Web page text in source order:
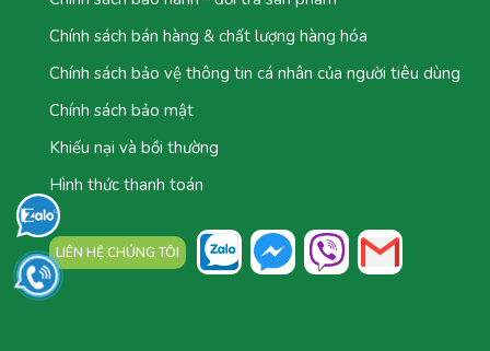
Chính sách bán hàng & chất lượng hàng hóa
Chính sách bảo vệ thông tin cá nhân của người tiêu dùng
Chính sách bảo mật
Khiếu nại và bồi thường
Hình thức thanh toán
LIÊN HỆ CHÚNG TÔI